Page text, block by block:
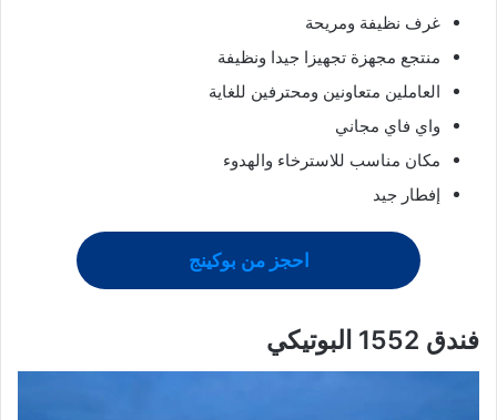
غرف نظيفة ومريحة
منتجع مجهزة تجهيزا جيدا ونظيفة
العاملين متعاونين ومحترفين للغاية
واي فاي مجاني
مكان مناسب للاسترخاء والهدوء
إفطار جيد
احجز من بوكينج
فندق 1552 البوتيكي